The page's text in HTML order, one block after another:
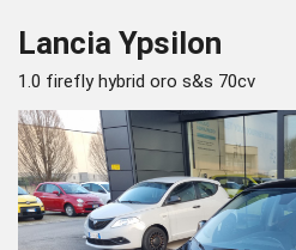
Lancia Ypsilon
1.0 firefly hybrid oro s&s 70cv